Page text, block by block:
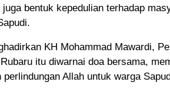
bentuk kepedulian terhadap
KH Mohammad Mawardi,
itu diwarnai doa bersama,
perlindungan Allah untuk warga